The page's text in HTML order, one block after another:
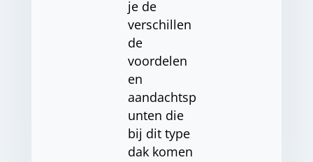
je de
verschillen
de
voordelen
en
aandachtsp
unten die
bij dit type
dak komen